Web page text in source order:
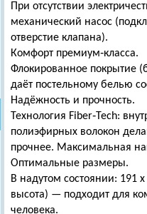
При отсутствии
механический насос
отверстие клапана).
Комфорт премиум‑класса.
Флокированное покрытие
даёт постельному белью
Надёжность и прочность.
Технология Fiber‑Tech:
полиэфирных волокон
прочнее. Максимальная
Оптимальные размеры.
В надутом состоянии: 191
высота) — подходит для
человека.